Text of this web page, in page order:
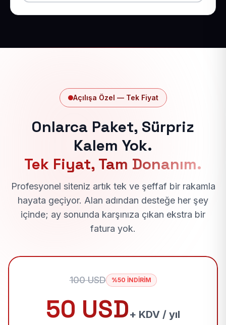
Açılışa Özel — Tek Fiyat
Onlarca Paket, Sürpriz
Kalem Yok.
Tek Fiyat, Tam Donanım.
Profesyonel siteniz artık tek ve şeffaf bir rakamla
hayata geçiyor. Alan adından desteğe her şey
içinde; ay sonunda karşınıza çıkan ekstra bir
fatura yok.
100 USD %50 İNDİRİM
50 USD+ KDV / yıl